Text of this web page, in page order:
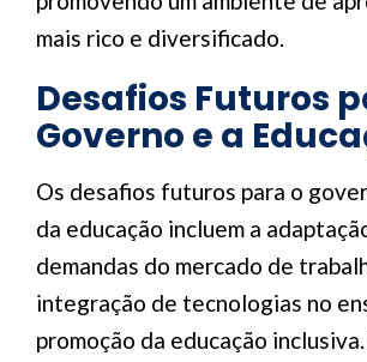
mais rico e diversificado.
Desafios Futuros
Governo e a
Os desafios futuros para o
da educação incluem a
demandas do mercado de
integração de tecnologias no
promoção da educação inclusiva.